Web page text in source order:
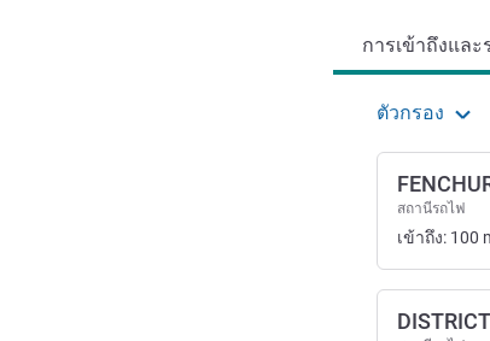
การเข้าถึงแล
ตัวกรอง
สถานีรถไฟ
เข้าถึง: 100